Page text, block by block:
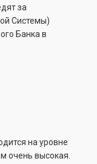
за
Системы)
Банка в
на уровне
очень высокая.